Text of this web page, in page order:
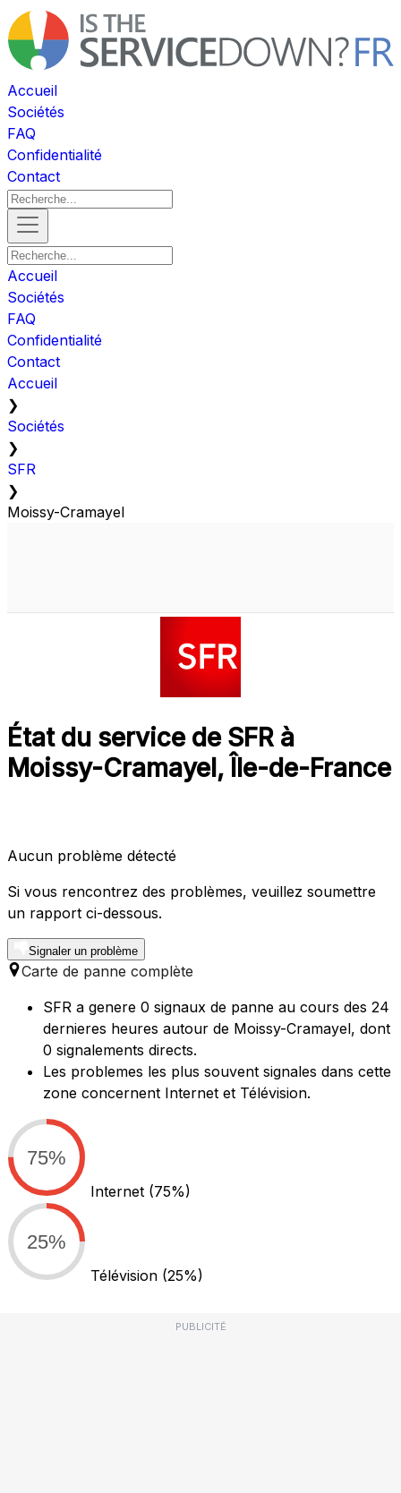
Accueil
Sociétés
FAQ
Confidentialité
Contact
Accueil
Sociétés
FAQ
Confidentialité
Contact
Accueil
❯
Sociétés
❯
SFR
❯
Moissy-Cramayel
État du service de SFR à
Moissy-Cramayel, Île-de-France
Aucun problème détecté
Si vous rencontrez des problèmes, veuillez soumettre
un rapport ci-dessous.
Signaler un problème
Carte de panne complète
SFR a genere 0 signaux de panne au cours des 24
dernieres heures autour de Moissy-Cramayel, dont
0 signalements directs.
Les problemes les plus souvent signales dans cette
zone concernent Internet et Télévision.
75%
Internet (75%)
25%
Télévision (25%)
PUBLICITÉ